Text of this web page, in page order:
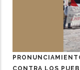
CONTRA LOS